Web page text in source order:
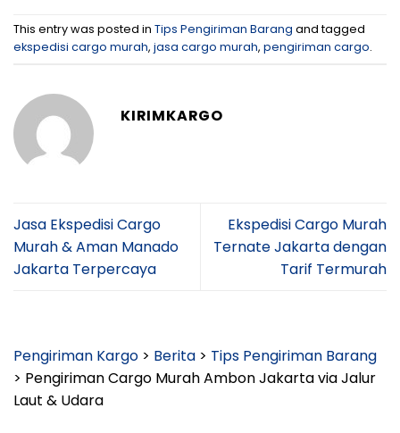
This entry was posted in Tips Pengiriman Barang and tagged
ekspedisi cargo murah, jasa cargo murah, pengiriman cargo.
KIRIMKARGO
Jasa Ekspedisi Cargo
Murah & Aman Manado
Jakarta Terpercaya
Ekspedisi Cargo Murah
Ternate Jakarta dengan
Tarif Termurah
Pengiriman Kargo > Berita > Tips Pengiriman Barang
> Pengiriman Cargo Murah Ambon Jakarta via Jalur
Laut & Udara